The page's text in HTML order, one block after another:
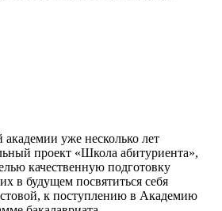
уже несколько лет
проект «Школа абитуриента»,
качественную подготовку
в будущем посвятиться себя
к поступлению в Академию